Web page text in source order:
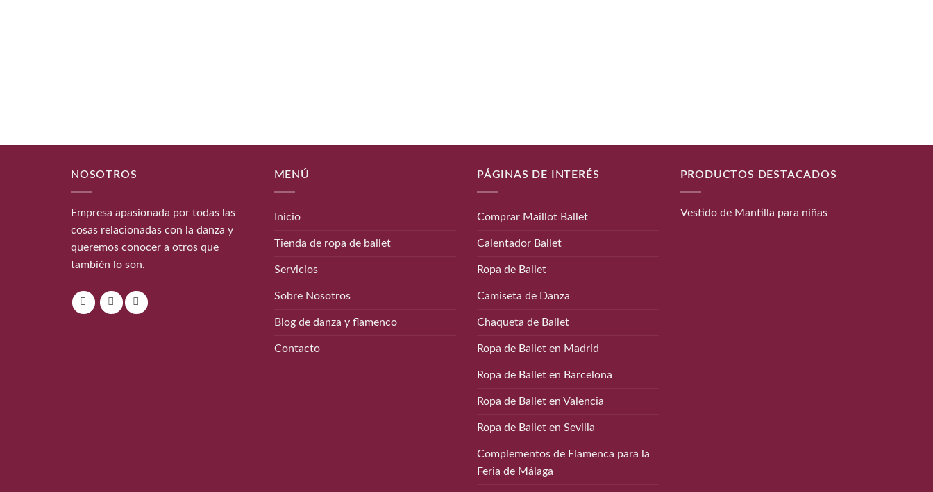
NOSOTROS
Empresa apasionada por todas las
cosas relacionadas con la danza y
queremos conocer a otros que
también lo son.
MENÚ
Inicio
Tienda de ropa de ballet
Servicios
Sobre Nosotros
Blog de danza y flamenco
Contacto
PÁGINAS DE INTERÉS
Comprar Maillot Ballet
Calentador Ballet
Ropa de Ballet
Camiseta de Danza
Chaqueta de Ballet
Ropa de Ballet en Madrid
Ropa de Ballet en Barcelona
Ropa de Ballet en Valencia
Ropa de Ballet en Sevilla
Complementos de Flamenca para la
Feria de Málaga
PRODUCTOS DESTACADOS
Vestido de Mantilla para niñas